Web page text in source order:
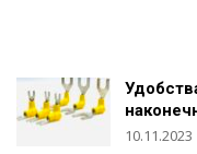
10.11.2023